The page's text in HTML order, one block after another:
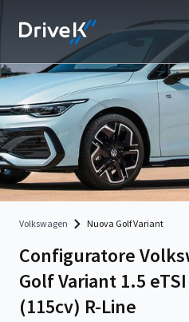
Volkswagen Nuova Golf Variant
Configuratore
Golf Variant 1.5 eTSI
(115cv) R-Line